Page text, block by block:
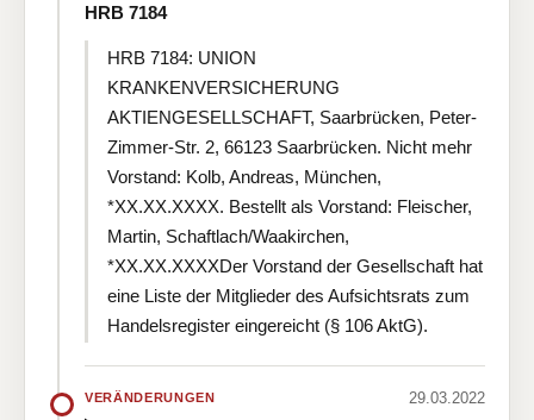
HRB 7184
HRB 7184: UNION
KRANKENVERSICHERUNG
AKTIENGESELLSCHAFT, Saarbrücken, Peter-
Zimmer-Str. 2, 66123 Saarbrücken. Nicht mehr
Vorstand: Kolb, Andreas, München,
*XX.XX.XXXX. Bestellt als Vorstand: Fleischer,
Martin, Schaftlach/Waakirchen,
*XX.XX.XXXXDer Vorstand der Gesellschaft hat
eine Liste der Mitglieder des Aufsichtsrats zum
Handelsregister eingereicht (§ 106 AktG).
VERÄNDERUNGEN 29.03.2022